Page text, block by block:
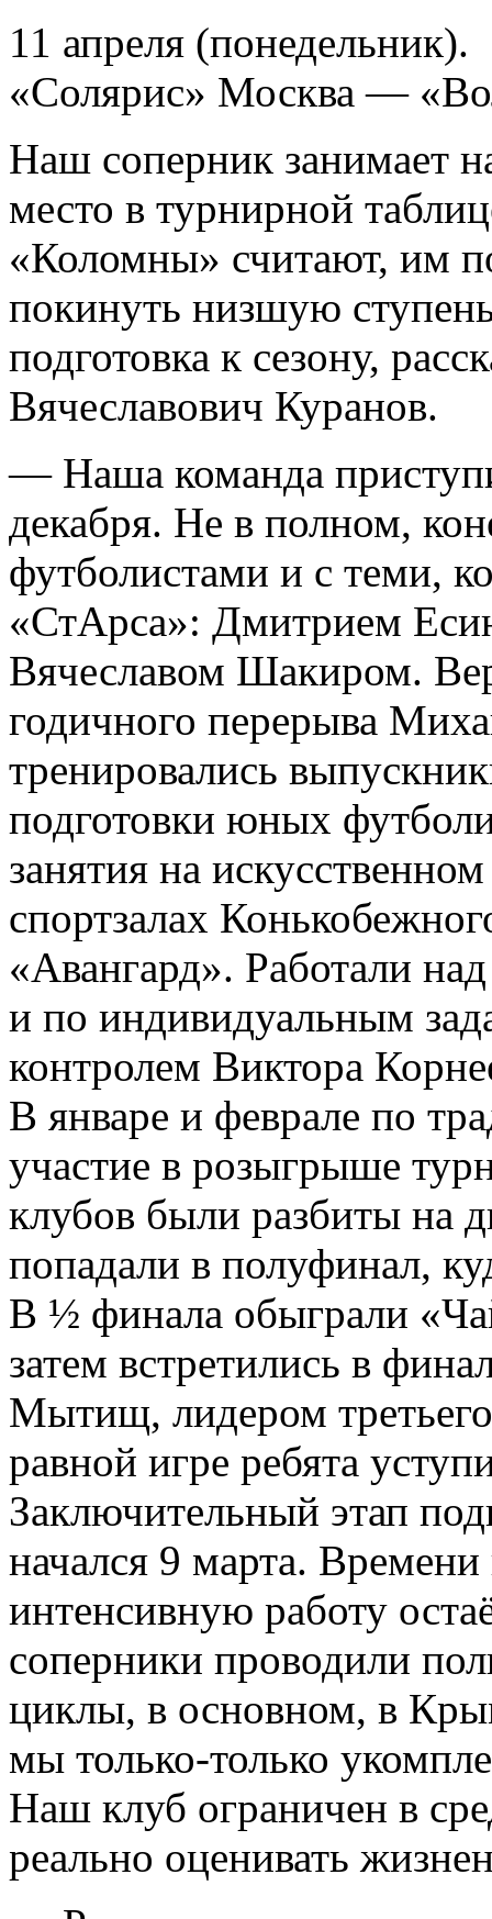
11 апреля (понедельник).
«Солярис» Москва —
Наш соперник занимает
место в турнирной
«Коломны» считают, им
покинуть низшую
подготовка к сезону,
Вячеславович Куранов.
— Наша команда
декабря. Не в полном,
футболистами и с теми,
«СтАрса»: Дмитрием
Вячеславом Шакиром.
годичного перерыва
тренировались
подготовки юных
занятия на
спортзалах
«Авангард». Работали
и по индивидуальным
контролем Виктора
В январе и феврале по
участие в розыгрыше
клубов были разбиты на
попадали в полуфинал,
В ½ финала обыграли
затем встретились в
Мытищ, лидером
равной игре ребята
Заключительный этап
начался 9 марта.
интенсивную работу
соперники проводили
циклы, в основном, в
мы только-только
Наш клуб ограничен в
реально оценивать